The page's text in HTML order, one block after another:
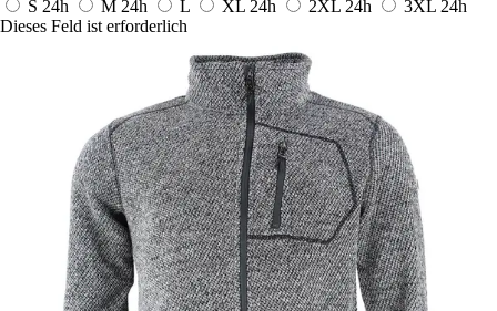
S 24h M 24h L XL 24h 2XL 24h 3XL 24h
Dieses Feld ist erforderlich